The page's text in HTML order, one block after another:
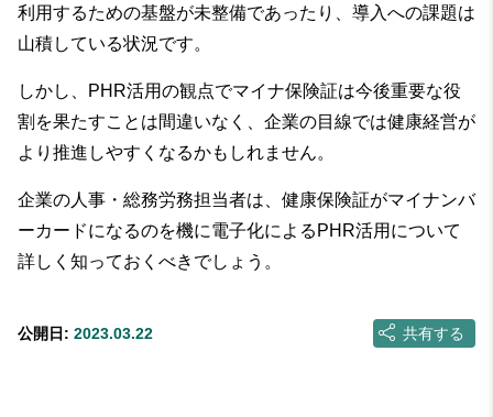
利用するための基盤が未整備であったり、導入への課題は
山積している状況です。
しかし、PHR活用の観点でマイナ保険証は今後重要な役
割を果たすことは間違いなく、企業の目線では健康経営が
より推進しやすくなるかもしれません。
企業の人事・総務労務担当者は、健康保険証がマイナンバ
ーカードになるのを機に電子化によるPHR活用について
詳しく知っておくべきでしょう。
公開日: 2023.03.22 共有する